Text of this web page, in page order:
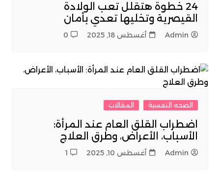
24 خطوة هتقلل تعب الولادة
القيصرية وتخليها تعدي بأمان
Admin أغسطس 18, 2025 0
الصحه النفسية المقالات
اضطراب القلق العام عند المرأة:
الأسباب، الأعراض، وطرق العلاج
Admin أغسطس 10, 2025 1